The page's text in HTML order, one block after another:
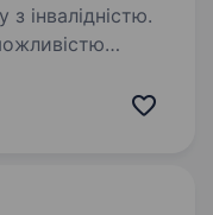
інвалідністю.
дохід